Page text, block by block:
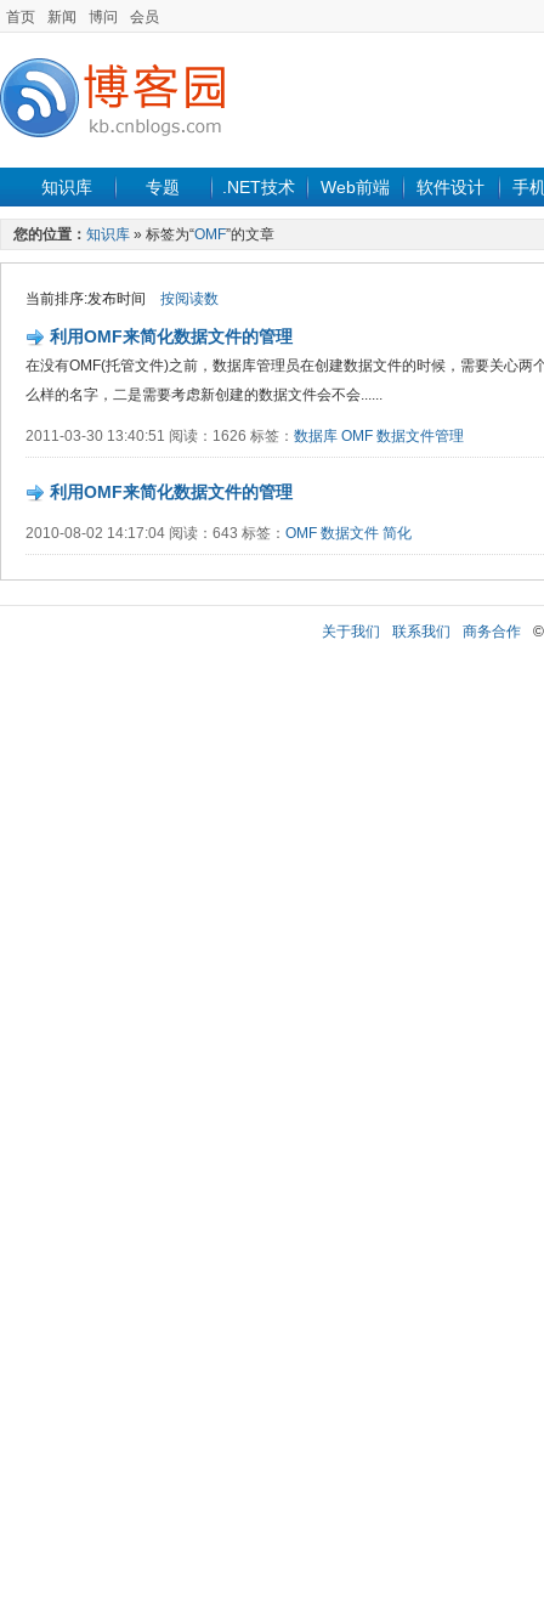
首页 新闻 博问 会员
知识库 专题 .NET技术 Web前端 软件设计 手
您的位置： 知识库 » 标签为“OMF”的文章
当前排序:发布时间 按阅读数
利用OMF来简化数据文件的管理
在没有OMF(托管文件)之前，数据库管理员在创建数据文件的时候，需要关心两
么样的名字，二是需要考虑新创建的数据文件会不会......
2011-03-30 13:40:51 阅读：1626 标签： 数据库 OMF 数据文件管理
利用OMF来简化数据文件的管理
2010-08-02 14:17:04 阅读：643 标签： OMF 数据文件 简化
关于我们 联系我们 商务合作